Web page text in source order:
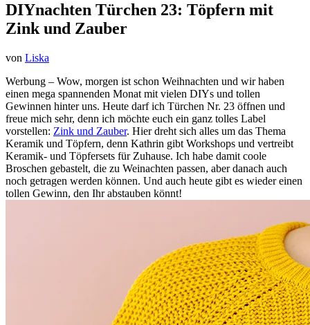
DIYnachten Türchen 23: Töpfern mit
Zink und Zauber
von Liska
Werbung – Wow, morgen ist schon Weihnachten und wir haben
einen mega spannenden Monat mit vielen DIYs und tollen
Gewinnen hinter uns. Heute darf ich Türchen Nr. 23 öffnen und
freue mich sehr, denn ich möchte euch ein ganz tolles Label
vorstellen: Zink und Zauber. Hier dreht sich alles um das Thema
Keramik und Töpfern, denn Kathrin gibt Workshops und vertreibt
Keramik- und Töpfersets für Zuhause. Ich habe damit coole
Broschen gebastelt, die zu Weinachten passen, aber danach auch
noch getragen werden können. Und auch heute gibt es wieder einen
tollen Gewinn, den Ihr abstauben könnt!